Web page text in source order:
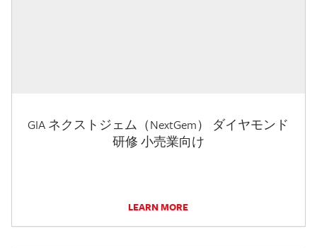
GIA ネクストジェム（NextGem） ダイヤモンド
研修 小売業向け
LEARN MORE